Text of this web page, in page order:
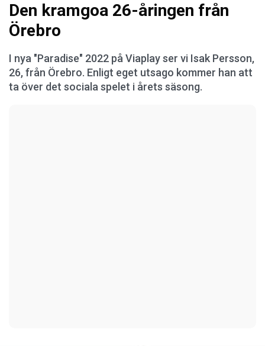
Den kramgoa 26-åringen från
Örebro
I nya "Paradise" 2022 på Viaplay ser vi Isak Persson,
26, från Örebro. Enligt eget utsago kommer han att
ta över det sociala spelet i årets säsong.